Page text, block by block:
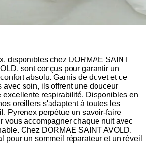
disponibles chez DORMAE SAINT
sont conçus pour garantir un
absolu. Garnis de duvet et de
avec soin, ils offrent une douceur
excellente respirabilité. Disponibles en
oreillers s'adaptent à toutes les
Pyrenex perpétue un savoir-faire
vous accompagner chaque nuit avec
Chez DORMAE SAINT AVOLD,
pour un sommeil réparateur et un réveil